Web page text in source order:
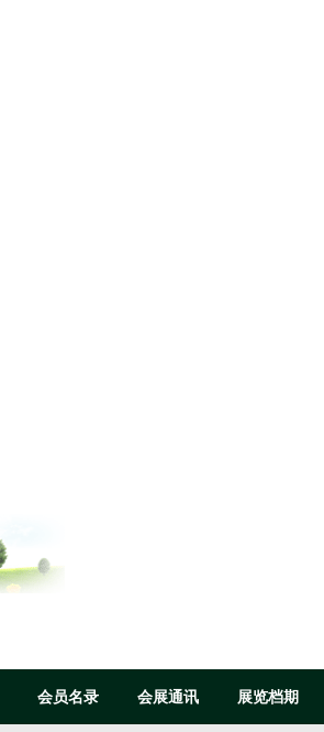
会员名录 会展通讯 展览档期